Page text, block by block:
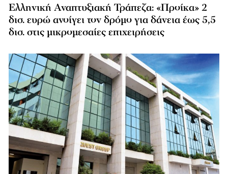
Ελληνική Αναπτυξιακή Τράπεζα: «Προίκα» 2
δισ. ευρώ ανοίγει τον δρόμο για δάνεια έως 5,5
δισ. στις μικρομεσαίες επιχειρήσεις